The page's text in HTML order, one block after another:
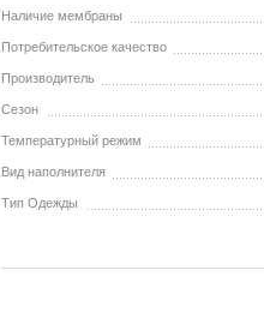
Наличие мембраны
Потребительское качество
Производитель
Сезон
Температурный режим
Вид наполнителя
Тип Одежды